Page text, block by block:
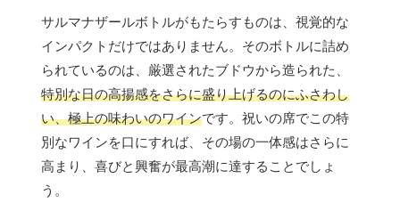
サルマナザールボトルがもたらすものは、視覚的な
インパクトだけではありません。そのボトルに詰め
られているのは、厳選されたブドウから造られた、
特別な日の高揚感をさらに盛り上げるのにふさわし
い、極上の味わいのワインです。祝いの席でこの特
別なワインを口にすれば、その場の一体感はさらに
高まり、喜びと興奮が最高潮に達することでしょ
う。